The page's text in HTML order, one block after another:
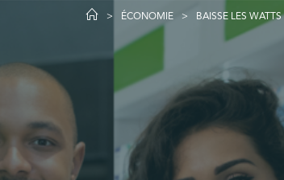
ÉCONOMIE BAISSE LES